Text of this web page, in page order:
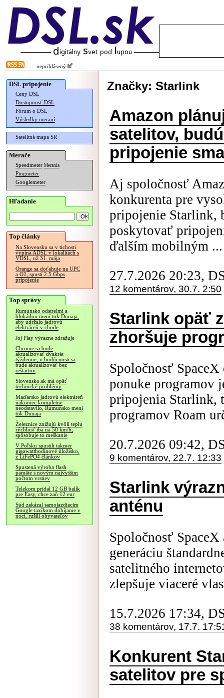
neprihlásený
DSL pripojenie
Ceny DSL
Dostupnosť DSL
Fórum o DSL
Výsledky meraní
Satelitná mapa SR
Merače
Speedmeter Merania
Pingmeter
Googlemeter
Hľadanie
Top články
Na Slovensku sa v tichosti
vypína ADSL v lokalitách s
VDSL, už 31. mája
Orange sa doťahuje na UPC
a O2, spustí 2.5 Gbps
pripojenie
Top správy
Rumunsko odstrelmi a
blokádou mení tok Dunaja,
aby udržalo jadrovú
elektráreň v chode
Joj Play výrazne zdražuje
Chrome sa bude
aktualizovať dvakrát
týždenne, v budúcnosti sa
bude aktualizovať bez
reštartov
Slovensko.sk má opäť
technické problémy
Maďarsko jadrovú elektráreň
nakoniec kompletne
neodstavilo, Rumunsko mení
tok Dunaja
Železnice znižujú kvôli teplu
rýchlosť iba na 50 km/h,
spôsobuje to meškanie
V Poľsku spustili takmer
gigawatthodinové úložisko,
z LiFePO4 článkov
Spustená výroba flash
pamäte s novým najvyšším
počtom vrstiev
Telekom pridal 12 GB balík
pre Easy, chce zaň 12 eur
Súd zakázal samojazdiacim
Google taxíkom dobíjanie v
noci, rušili obyvateľov
Značky: Starlink
Amazon
satelitov,
pripojenie
Aj spoločnosť
konkurenta pre
pripojenie Starlink,
poskytovať
ďalším mobilným ...
27.7.2026 20:23,
12 komentárov, 30.7. 2:50
Starlink opäť
zhoršuje
Spoločnosť
ponuke programov
pripojenia Starlink,
programov Roam
20.7.2026 09:42,
9 komentárov, 22.7. 12:33
Starlink
anténu
Spoločnosť
generáciu
satelitného
zlepšuje viaceré
15.7.2026 17:34,
38 komentárov, 17.7.
Konkurent
satelitov pre